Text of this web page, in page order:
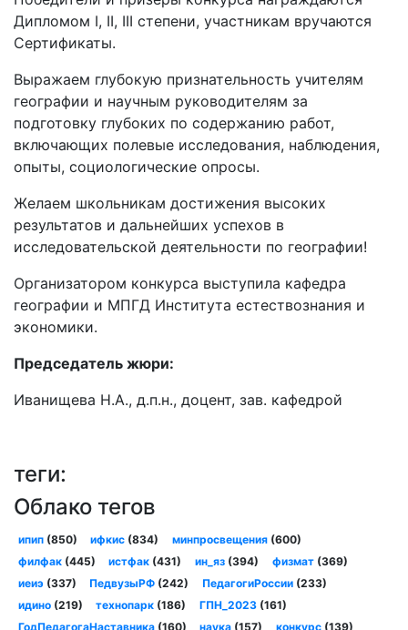
Дипломом I, II, III степени, участникам вручаются
Сертификаты.
Выражаем глубокую признательность учителям
географии и научным руководителям за
подготовку глубоких по содержанию работ,
включающих полевые исследования, наблюдения,
опыты, социологические опросы.
Желаем школьникам достижения высоких
результатов и дальнейших успехов в
исследовательской деятельности по географии!
Организатором конкурса выступила кафедра
географии и МПГД Института естествознания и
экономики.
Председатель жюри:
Иванищева Н.А., д.п.н., доцент, зав. кафедрой
теги:
Облако тегов
ипип(850) ифкис (834) минпросвещения(600)
филфак(445) истфак (431) ин_яз(394) физмат(369)
иеиэ(337) ПедвузыРФ (242) ПедагогиРоссии(233)
идино(219) технопарк (186) ГПН_2023(161)
ГодПедагогаНаставника(160) наука (157) конкурс(139)